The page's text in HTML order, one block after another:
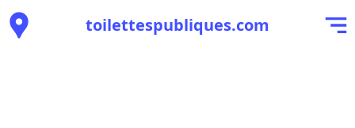
toilettespubliques.com